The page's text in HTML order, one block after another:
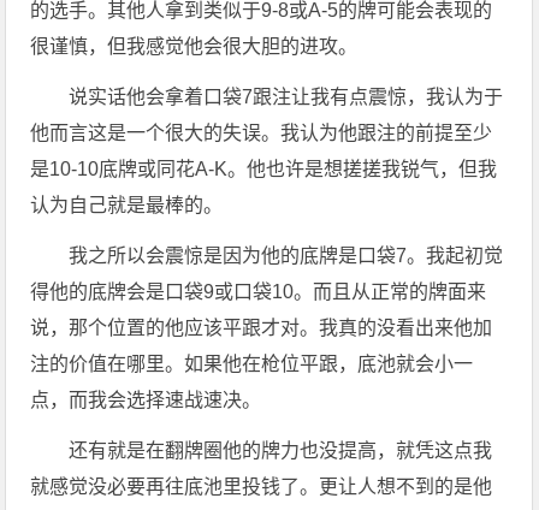
的选手。其他人拿到类似于9-8或A-5的牌可能会表现的
很谨慎，但我感觉他会很大胆的进攻。
说实话他会拿着口袋7跟注让我有点震惊，我认为于
他而言这是一个很大的失误。我认为他跟注的前提至少
是10-10底牌或同花A-K。他也许是想搓搓我锐气，但我
认为自己就是最棒的。
我之所以会震惊是因为他的底牌是口袋7。我起初觉
得他的底牌会是口袋9或口袋10。而且从正常的牌面来
说，那个位置的他应该平跟才对。我真的没看出来他加
注的价值在哪里。如果他在枪位平跟，底池就会小一
点，而我会选择速战速决。
还有就是在翻牌圈他的牌力也没提高，就凭这点我
就感觉没必要再往底池里投钱了。更让人想不到的是他